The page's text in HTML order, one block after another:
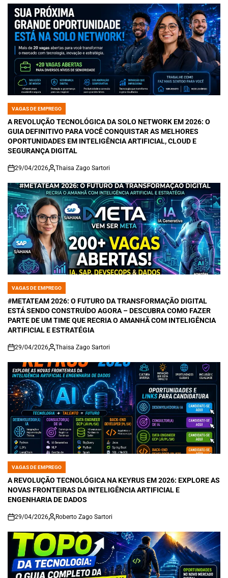
POSTED
IN
VAGAS DE EMPREGO
A REVOLUÇÃO TECNOLÓGICA DA SOLO NETWORK EM 2026: O
GUIA DEFINITIVO PARA VOCÊ CONQUISTAR AS MELHORES
OPORTUNIDADES EM INTELIGÊNCIA ARTIFICIAL, CLOUD E
SEGURANÇA DIGITAL
on
29/04/2026 Thaisa Zago Sartori
POSTED
IN
VAGAS DE EMPREGO
#METATEAM 2026: O FUTURO DA TRANSFORMAÇÃO DIGITAL
ESTÁ SENDO CONSTRUÍDO AGORA – DESCUBRA COMO FAZER
PARTE DE UM TIME QUE RECRIA O AMANHÃ COM INTELIGÊNCIA
ARTIFICIAL E ESTRATÉGIA
on
29/04/2026 Thaisa Zago Sartori
POSTED
IN
VAGAS DE EMPREGO
A REVOLUÇÃO TECNOLÓGICA NA KEYRUS EM 2026: EXPLORE AS
NOVAS FRONTEIRAS DA INTELIGÊNCIA ARTIFICIAL E
ENGENHARIA DE DADOS
on
29/04/2026 Roberto Zago Sartori